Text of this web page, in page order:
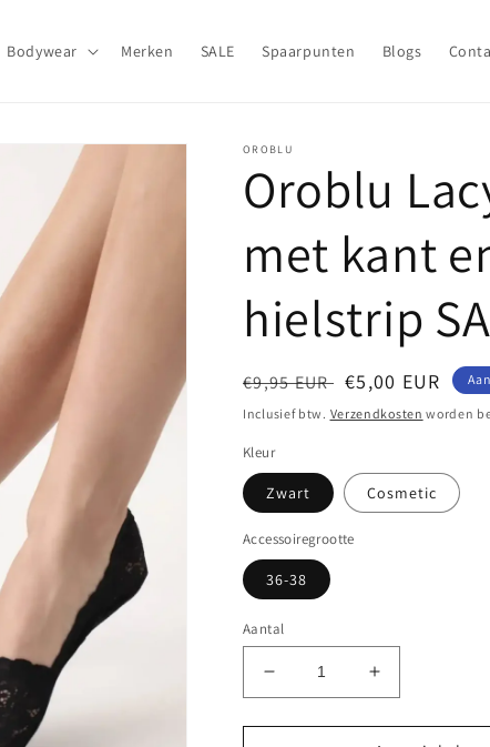
Bodywear Merken SALE Spaarpunten Blogs
OROBLU
Oroblu
met kant
hielstrip
Normale
prijs
€9,95 EUR €5,00 EUR
Inclusief btw. Verzendkosten worden
Kleur
Zwart Cosmetic
Accessoiregrootte
36-38
Aantal
Aantal
verlagen
voor
Aantal
verhogen
voor